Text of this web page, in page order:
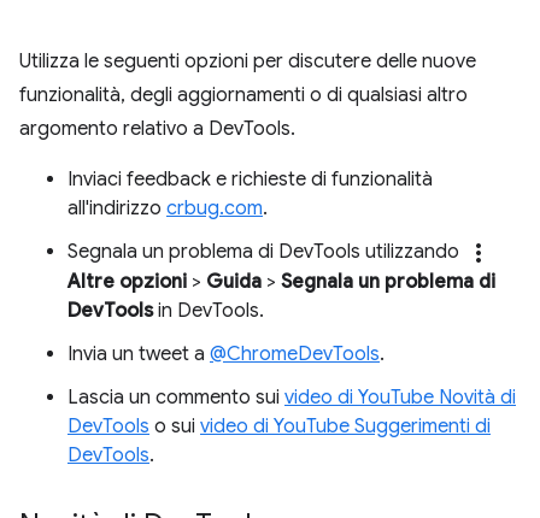
Utilizza le seguenti opzioni per discutere delle nuove
funzionalità, degli aggiornamenti o di qualsiasi altro
argomento relativo a DevTools.
Inviaci feedback e richieste di funzionalità
all'indirizzo crbug.com.
Segnala un problema di DevTools utilizzando
more_vert
Altre opzioni > Guida > Segnala un problema di
DevToolsin DevTools.
Invia un tweet a @ChromeDevTools.
Lascia un commento sui video di YouTube Novità di
DevTools o sui video di YouTube Suggerimenti di
DevTools.